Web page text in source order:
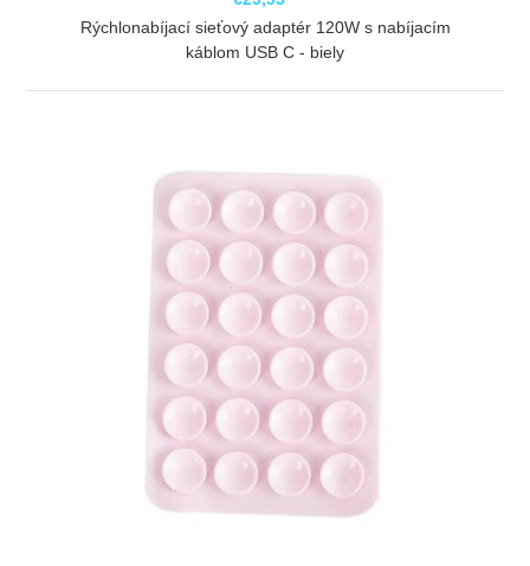
Rýchlonabíjací sieťový adaptér 120W s nabíjacím
káblom USB C - biely